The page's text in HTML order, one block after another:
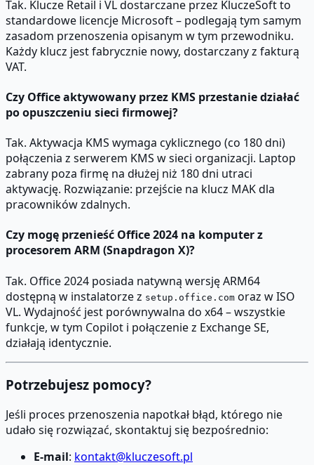
Tak. Klucze Retail i VL dostarczane przez KluczeSoft to
standardowe licencje Microsoft – podlegają tym samym
zasadom przenoszenia opisanym w tym przewodniku.
Każdy klucz jest fabrycznie nowy, dostarczany z fakturą
VAT.
Czy Office aktywowany przez KMS przestanie działać
po opuszczeniu sieci firmowej?
Tak. Aktywacja KMS wymaga cyklicznego (co 180 dni)
połączenia z serwerem KMS w sieci organizacji. Laptop
zabrany poza firmę na dłużej niż 180 dni utraci
aktywację. Rozwiązanie: przejście na klucz MAK dla
pracowników zdalnych.
Czy mogę przenieść Office 2024 na komputer z
procesorem ARM (Snapdragon X)?
Tak. Office 2024 posiada natywną wersję ARM64
dostępną w instalatorze z setup.office.com oraz w ISO
VL. Wydajność jest porównywalna do x64 – wszystkie
funkcje, w tym Copilot i połączenie z Exchange SE,
działają identycznie.
Potrzebujesz pomocy?
Jeśli proces przenoszenia napotkał błąd, którego nie
udało się rozwiązać, skontaktuj się bezpośrednio:
E-mail: kontakt@kluczesoft.pl